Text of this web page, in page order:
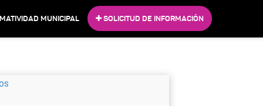
MUNICIPAL SOLICITUD DE INFORMACIÓN